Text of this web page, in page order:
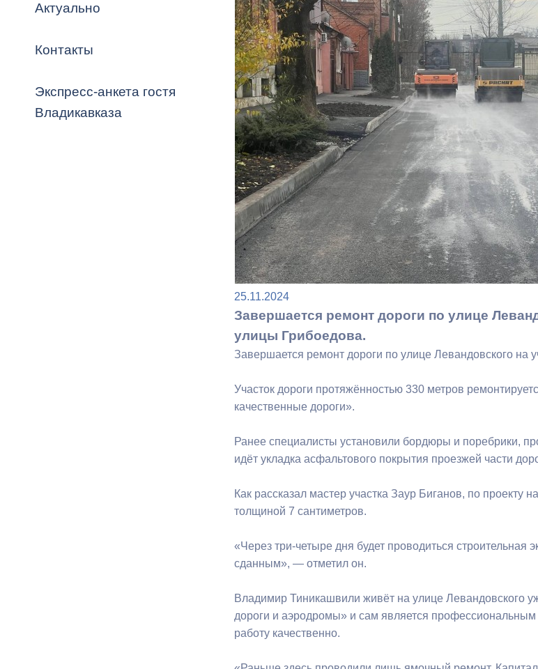
Владикавказ
Распоряжения, постановления Кадровая
ОРВ и экспертиза НПА Контактная
Оценка деятельности органов
местного самоуправления
Списки
учете в
улучшении
г. Владикавказ
Открытые данные
Общественное
документов
планирования
Информация о результатах
Порядок
Муниципальный контроль Выборы 2026
Актуально
Контакты
Экспресс-анкета гостя
Владикавказа
25.11.2024
Завершается ремонт дороги по улице
улицы Грибоедова.
Завершается ремонт дороги по улице Левандовского на
Участок дороги протяжённостью 330 метров
качественные дороги».
Ранее специалисты установили бордюры и поребрики,
идёт укладка асфальтового покрытия проезжей части
Как рассказал мастер участка Заур Биганов, по проекту
толщиной 7 сантиметров.
«Через три-четыре дня будет проводиться строительная
сданным», — отметил он.
Владимир Тиникашвили живёт на улице Левандовского
дороги и аэродромы» и сам является
работу качественно.